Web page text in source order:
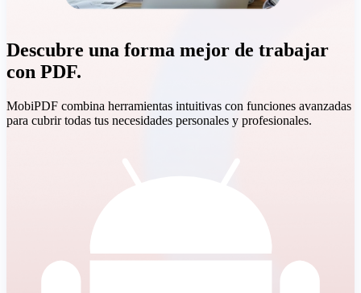
Descubre una forma mejor de trabajar
con PDF.
MobiPDF combina herramientas intuitivas con funciones avanzadas
para cubrir todas tus necesidades personales y profesionales.